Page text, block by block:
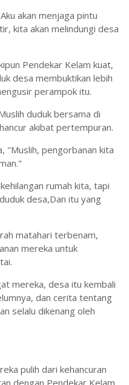
akan menjaga pintu
kita akan melindungi desa
Pendekar Kelam kuat,
desa membuktikan lebih
perampok itu.
duduk bersama di
akibat pertempuran.
"Muslih, pengorbanan kita
rumah kita, tapi
desa,Dan itu yang
matahari terbenam,
mereka untuk
mereka, desa itu kembali
dan cerita tentang
selalu dikenang oleh
pulih dari kehancuran